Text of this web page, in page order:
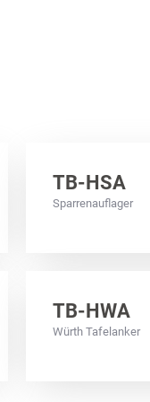
TB-HSA
Sparrenauflager
TB-HWA
Würth Tafelanker